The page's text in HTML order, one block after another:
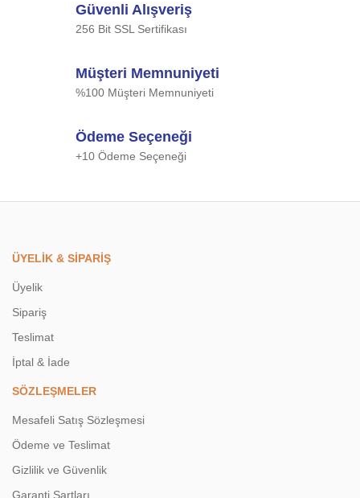
Güvenli Alışveriş
256 Bit SSL Sertifikası
Müşteri Memnuniyeti
%100 Müşteri Memnuniyeti
Ödeme Seçeneği
+10 Ödeme Seçeneği
ÜYELİK & SİPARİŞ
Üyelik
Sipariş
Teslimat
İptal & İade
SÖZLEŞMELER
Mesafeli Satış Sözleşmesi
Ödeme ve Teslimat
Gizlilik ve Güvenlik
Garanti Şartları